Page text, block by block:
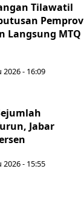
Tilawatil
Pemprov
Langsung MTQ
2026 - 16:09
Jabar
2026 - 15:55